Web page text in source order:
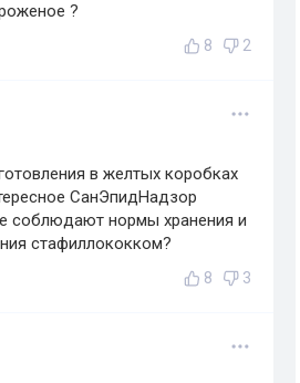
?
8 2
в желтых коробках
СанЭпидНадзор
соблюдают нормы хранения и
стафиллококком?
8 3